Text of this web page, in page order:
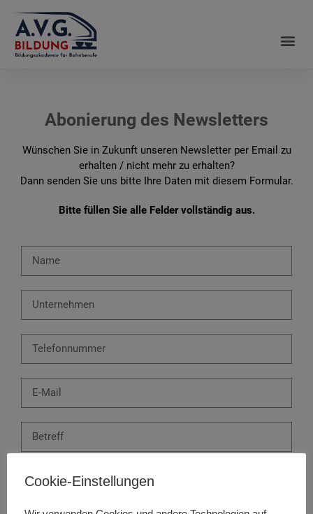
Abonierung des Newsletters
Wünschen Sie in Zukunft unseren Newsletter per Email zu
erhalten / nicht mehr zu erhalten?
Dann senden Sie uns bitte Ihre Daten mit diesem Formular.
Bitte füllen Sie alle Felder vollständig aus.
Cookie-Einstellungen